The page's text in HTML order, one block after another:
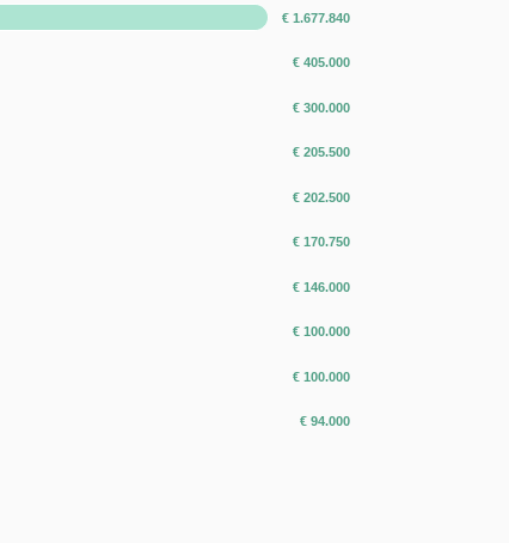
€ 1.677.840
€ 405.000
€ 300.000
€ 205.500
€ 202.500
€ 170.750
€ 146.000
€ 100.000
€ 100.000
€ 94.000